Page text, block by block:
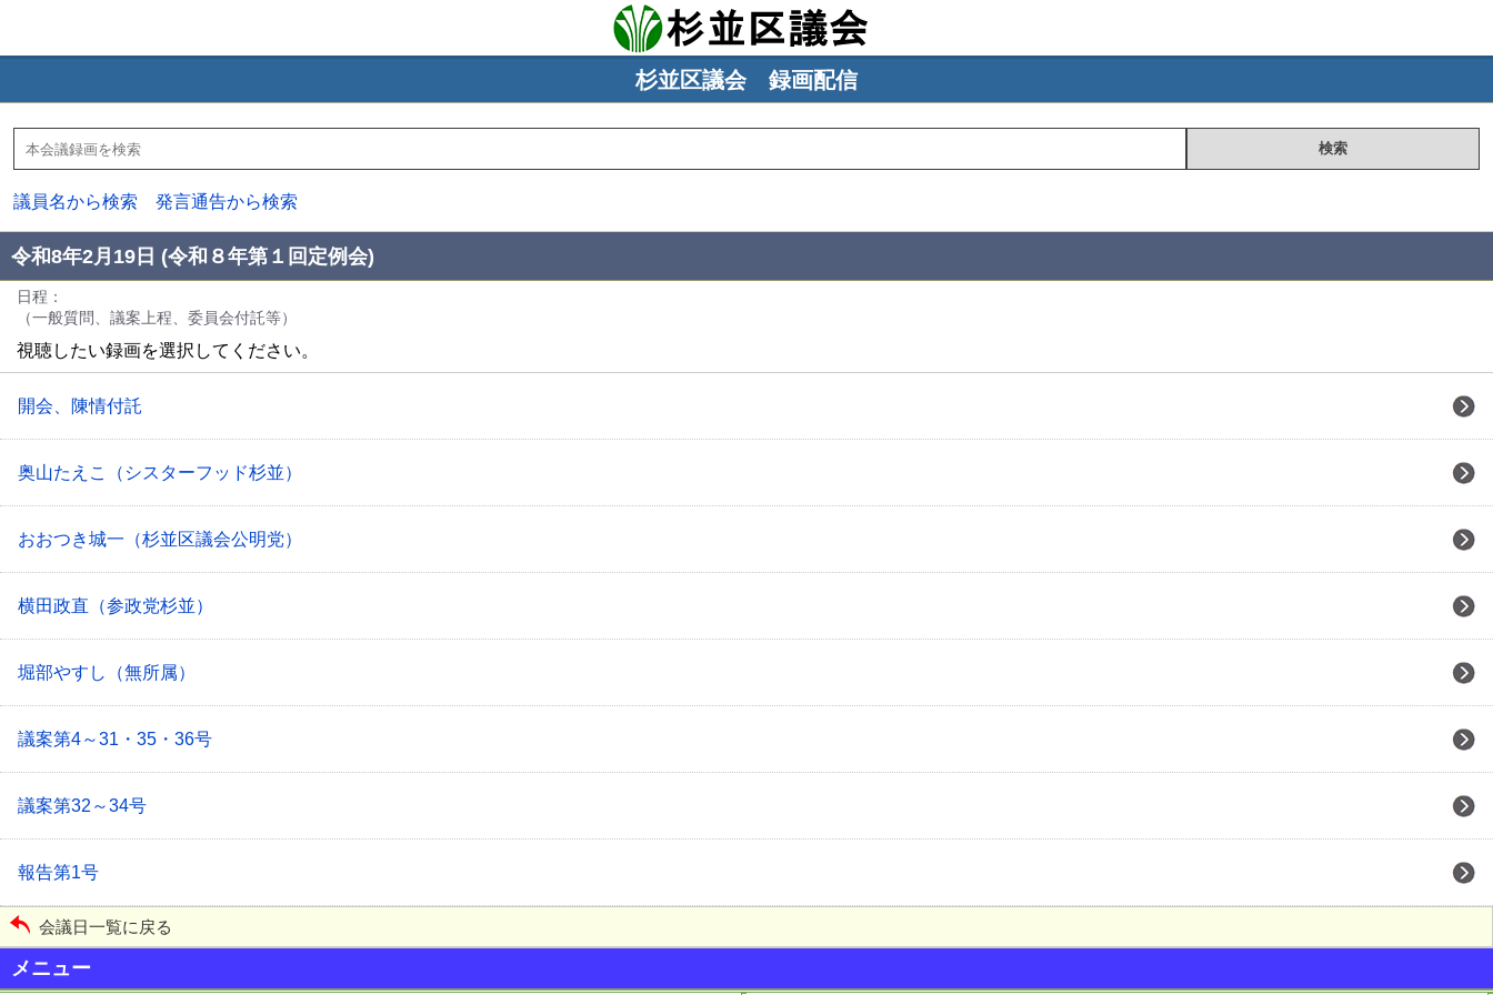
杉並区議会 録画配信
議員名から検索 発言通告から検索
令和8年2月19日 (令和８年第１回定例会)
日程：
（一般質問、議案上程、委員会付託等）
視聴したい録画を選択してください。
開会、陳情付託
奥山たえこ（シスターフッド杉並）
おおつき城一（杉並区議会公明党）
横田政直（参政党杉並）
堀部やすし（無所属）
議案第4～31・35・36号
議案第32～34号
報告第1号
会議日一覧に戻る
メニュー